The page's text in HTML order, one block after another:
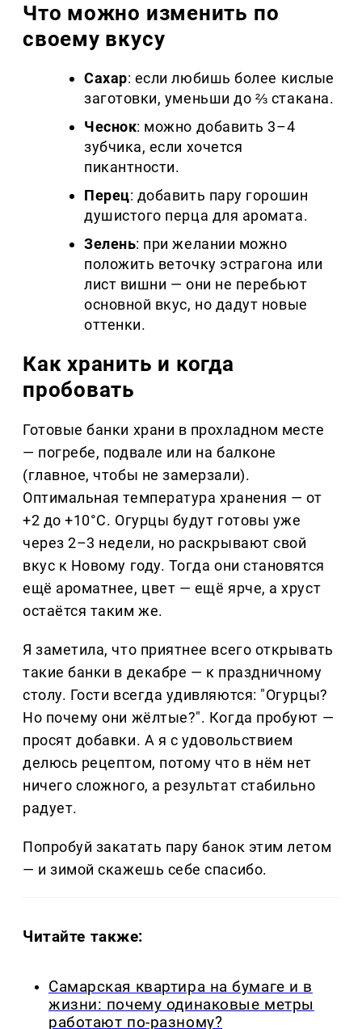
Что можно изменить по
своему вкусу
Сахар: если любишь более кислые
заготовки, уменьши до ⅔ стакана.
Чеснок: можно добавить 3–4
зубчика, если хочется
пикантности.
Перец: добавить пару горошин
душистого перца для аромата.
Зелень: при желании можно
положить веточку эстрагона или
лист вишни — они не перебьют
основной вкус, но дадут новые
оттенки.
Как хранить и когда
пробовать
Готовые банки храни в прохладном месте
— погребе, подвале или на балконе
(главное, чтобы не замерзали).
Оптимальная температура хранения — от
+2 до +10°C. Огурцы будут готовы уже
через 2–3 недели, но раскрывают свой
вкус к Новому году. Тогда они становятся
ещё ароматнее, цвет — ещё ярче, а хруст
остаётся таким же.
Я заметила, что приятнее всего открывать
такие банки в декабре — к праздничному
столу. Гости всегда удивляются: "Огурцы?
Но почему они жёлтые?". Когда пробуют —
просят добавки. А я с удовольствием
делюсь рецептом, потому что в нём нет
ничего сложного, а результат стабильно
радует.
Попробуй закатать пару банок этим летом
— и зимой скажешь себе спасибо.
Читайте также:
Самарская квартира на бумаге и в
жизни: почему одинаковые метры
работают по-разному?